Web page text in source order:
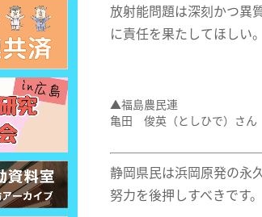
放射能問題は深刻かつ異
に責任を果たしてほしい。
▲福島農民連
亀田 俊英（としひで）さん
静岡県民は浜岡原発の永
努力を後押しすべきです。